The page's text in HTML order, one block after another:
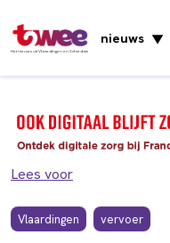
Het nieuws uit Vlaardingen en Schiedam
nieuws ▼
Lees voor
Vlaardingen vervoer